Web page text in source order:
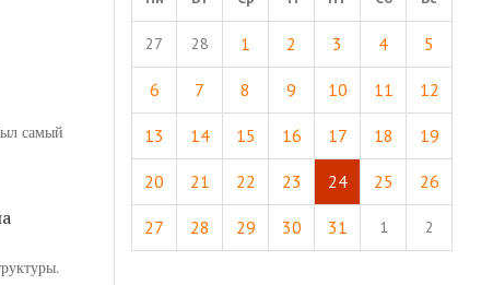
самый
27 28 1 2 3 4 5
6 7 8 9 10 11 12
13 14 15 16 17 18 19
20 21 22 23 24 25 26
27 28 29 30 31 1 2